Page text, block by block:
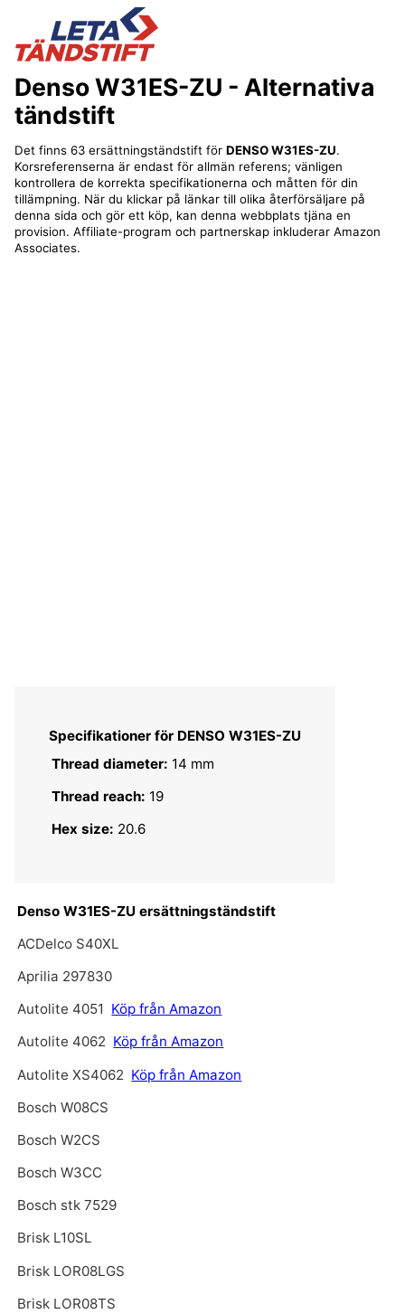
Denso W31ES-ZU - Alternativa
tändstift
Det finns 63 ersättningständstift för DENSO W31ES-ZU.
Korsreferenserna är endast för allmän referens; vänligen
kontrollera de korrekta specifikationerna och måtten för din
tillämpning. När du klickar på länkar till olika återförsäljare på
denna sida och gör ett köp, kan denna webbplats tjäna en
provision. Affiliate-program och partnerskap inkluderar Amazon
Associates.
Specifikationer för DENSO W31ES-ZU
Thread diameter: 14 mm
Thread reach: 19
Hex size: 20.6
Denso W31ES-ZU ersättningständstift
ACDelco S40XL
Aprilia 297830
Autolite 4051 Köp från Amazon
Autolite 4062 Köp från Amazon
Autolite XS4062 Köp från Amazon
Bosch W08CS
Bosch W2CS
Bosch W3CC
Bosch stk 7529
Brisk L10SL
Brisk LOR08LGS
Brisk LOR08TS